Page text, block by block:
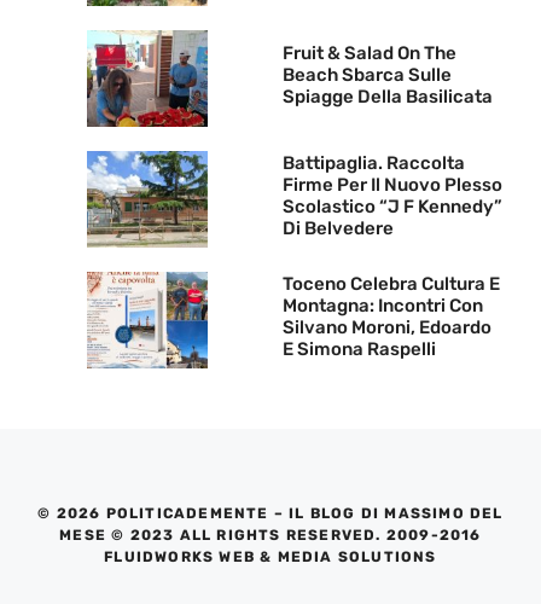
Fruit & Salad On The
Beach Sbarca Sulle
Spiagge Della Basilicata
Battipaglia. Raccolta
Firme Per Il Nuovo Plesso
Scolastico “J F Kennedy”
Di Belvedere
Toceno Celebra Cultura E
Montagna: Incontri Con
Silvano Moroni, Edoardo
E Simona Raspelli
© 2026 POLITICADEMENTE – IL BLOG DI MASSIMO DEL
MESE © 2023 ALL RIGHTS RESERVED. 2009-2016
FLUIDWORKS WEB & MEDIA SOLUTIONS